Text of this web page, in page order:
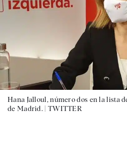
Hana Jalloul, número dos en la lista
de Madrid. | TWITTER